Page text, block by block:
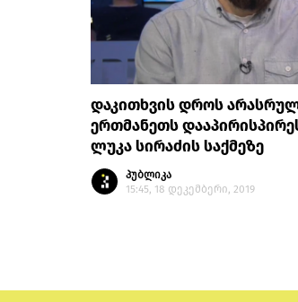
დაკითხვის დროს
ერთმანეთს
ლუკა სირაძის საქმეზე
პუბლიკა
15:45, 18 დეკემბერი, 2019